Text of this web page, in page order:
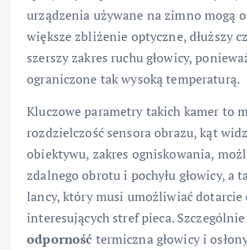
urządzenia używane na zimno mogą
większe zbliżenie optyczne, dłuższy
szerszy zakres ruchu głowicy,
ograniczone tak wysoką temperaturą.
Kluczowe parametry takich kamer to
rozdzielczość sensora obrazu, kąt
obiektywu, zakres ogniskowania,
zdalnego obrotu i pochyłu głowicy, a
lancy, który musi umożliwiać dotarcie
interesujących stref pieca.
odporność termiczna głowicy i